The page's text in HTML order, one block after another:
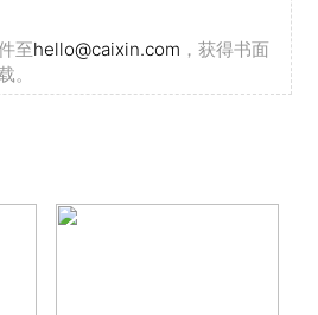
至hello@caixin.com ，获得书面
。